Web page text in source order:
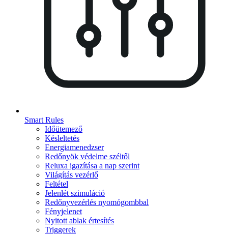
Smart Rules
Időütemező
Késleltetés
Energiamenedzser
Redőnyök védelme széltől
Reluxa igazítása a nap szerint
Világítás vezérlő
Feltétel
Jelenlét szimuláció
Redőnyvezérlés nyomógombbal
Fényjelenet
Nyitott ablak értesítés
Triggerek